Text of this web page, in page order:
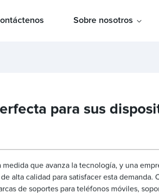
Sobre nosotros
para sus
que avanza la tecnología, y una
alta calidad para satisfacer esta demanda.
de soportes para teléfonos móviles,